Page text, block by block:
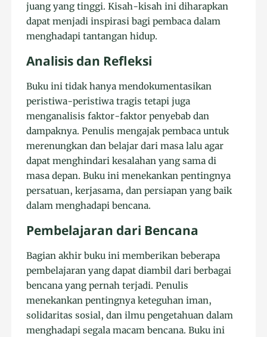
juang yang tinggi. Kisah-kisah ini diharapkan
dapat menjadi inspirasi bagi pembaca dalam
menghadapi tantangan hidup.
Analisis dan Refleksi
Buku ini tidak hanya mendokumentasikan
peristiwa-peristiwa tragis tetapi juga
menganalisis faktor-faktor penyebab dan
dampaknya. Penulis mengajak pembaca untuk
merenungkan dan belajar dari masa lalu agar
dapat menghindari kesalahan yang sama di
masa depan. Buku ini menekankan pentingnya
persatuan, kerjasama, dan persiapan yang baik
dalam menghadapi bencana.
Pembelajaran dari Bencana
Bagian akhir buku ini memberikan beberapa
pembelajaran yang dapat diambil dari berbagai
bencana yang pernah terjadi. Penulis
menekankan pentingnya keteguhan iman,
solidaritas sosial, dan ilmu pengetahuan dalam
menghadapi segala macam bencana. Buku ini